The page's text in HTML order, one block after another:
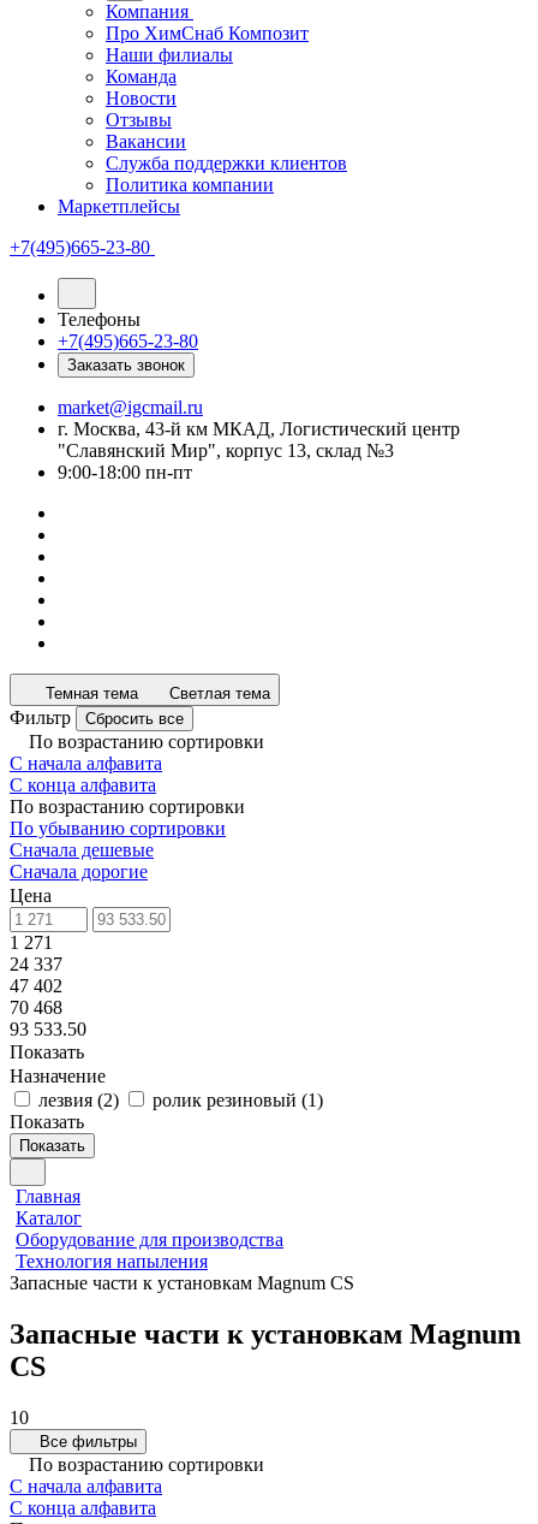
Компания
Про ХимСнаб Композит
Наши филиалы
Команда
Новости
Отзывы
Вакансии
Служба поддержки клиентов
Политика компании
Маркетплейсы
+7(495)665-23-80
Телефоны
+7(495)665-23-80
Заказать звонок
market@igcmail.ru
г. Москва, 43-й км МКАД, Логистический центр
"Славянский Мир", корпус 13, склад №3
9:00-18:00 пн-пт
Темная тема Светлая тема
Фильтр Сбросить все
По возрастанию сортировки
С начала алфавита
С конца алфавита
По возрастанию сортировки
По убыванию сортировки
Сначала дешевые
Сначала дорогие
Цена
1 271
24 337
47 402
70 468
93 533.50
Показать
Назначение
лезвия (2) ролик резиновый (1)
Показать
Показать
Главная
Каталог
Оборудование для производства
Технология напыления
Запасные части к установкам Magnum CS
Запасные части к установкам Magnum
CS
10
Все фильтры
По возрастанию сортировки
С начала алфавита
С конца алфавита